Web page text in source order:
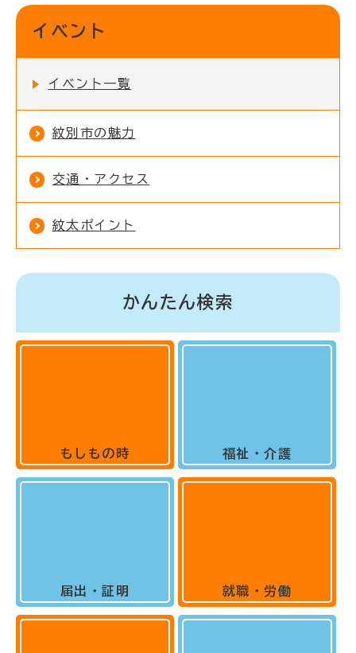
イベント
イベント一覧
紋別市の魅力
交通・アクセス
紋太ポイント
かんたん検索
もしもの時
届出・証明
福祉・介護
就職・労働